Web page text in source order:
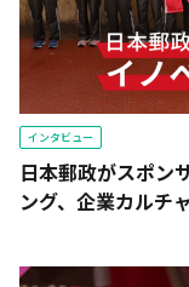
インタビュー
日本郵政がスポン
ング、企業カルチ